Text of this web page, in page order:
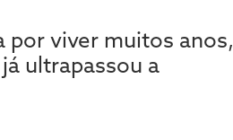
por viver muitos anos,
ultrapassou a